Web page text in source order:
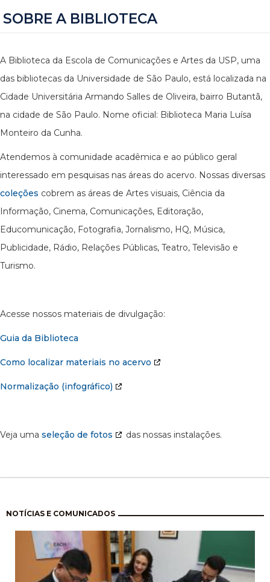
SOBRE A BIBLIOTECA
A Biblioteca da Escola de Comunicações e Artes da USP, uma
das bibliotecas da Universidade de São Paulo, está localizada na
Cidade Universitária Armando Salles de Oliveira, bairro Butantã,
na cidade de São Paulo. Nome oficial: Biblioteca Maria Luísa
Monteiro da Cunha.
Atendemos à comunidade acadêmica e ao público geral
interessado em pesquisas nas áreas do acervo. Nossas diversas
coleções cobrem as áreas de Artes visuais, Ciência da
Informação, Cinema, Comunicações, Editoração,
Educomunicação, Fotografia, Jornalismo, HQ, Música,
Publicidade, Rádio, Relações Públicas, Teatro, Televisão e
Turismo.
Acesse nossos materiais de divulgação:
Guia da Biblioteca
Como localizar materiais no acervo
Normalização (infográfico)
Veja uma seleção de fotos das nossas instalações.
NOTÍCIAS E COMUNICADOS
Pagination